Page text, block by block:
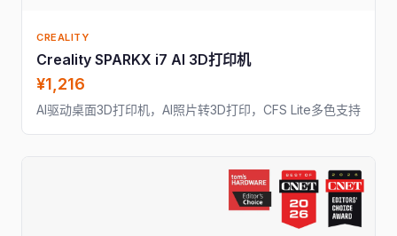
CREALITY
Creality SPARKX i7 AI 3D打印机
¥1,216
AI驱动桌面3D打印机，AI照片转3D打印，CFS Lite多色支持